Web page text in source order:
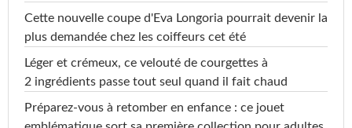
Cette nouvelle coupe d'Eva Longoria pourrait devenir la
plus demandée chez les coiffeurs cet été
Léger et crémeux, ce velouté de courgettes à
2 ingrédients passe tout seul quand il fait chaud
Préparez-vous à retomber en enfance : ce jouet